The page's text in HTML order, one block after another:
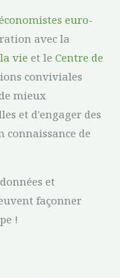
euro-
avec la
vie et leCentre de
conviviales
mieux
et d'engager des
connaissance de
et
façonner
!